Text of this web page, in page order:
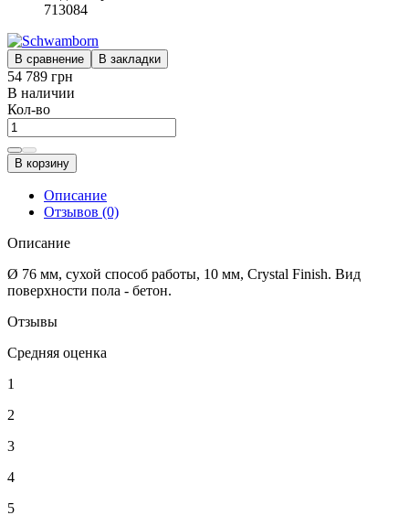
713084
В сравнение В закладки
54 789 грн
В наличии
Кол-во
В корзину
Описание
Отзывов (0)
Описание
Ø 76 мм, сухой способ работы, 10 мм, Crystal Finish. Вид
поверхности пола - бетон.
Отзывы
Средняя оценка
1
2
3
4
5